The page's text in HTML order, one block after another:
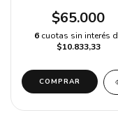
$65.000
6 cuotas sin interés
$10.833,33
COMPRAR